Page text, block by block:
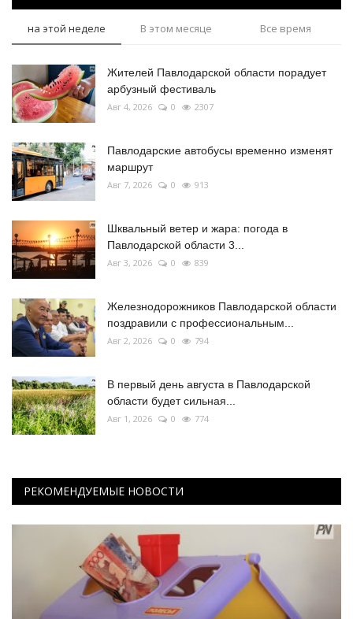
на этой неделе В этом месяце Все время
Жителей Павлодарской области порадует
арбузный фестиваль
Авг 4, 2026 0 2307
Павлодарские автобусы временно изменят
маршрут
Авг 7, 2026 0 913
Шквальный ветер и жара: погода в
Павлодарской области 3...
Авг 3, 2026 0 839
Железнодорожников Павлодарской области
поздравили с профессиональным...
Авг 2, 2026 0 794
В первый день августа в Павлодарской
области будет сильная...
Авг 1, 2026 0 774
РЕКОМЕНДУЕМЫЕ НОВОСТИ